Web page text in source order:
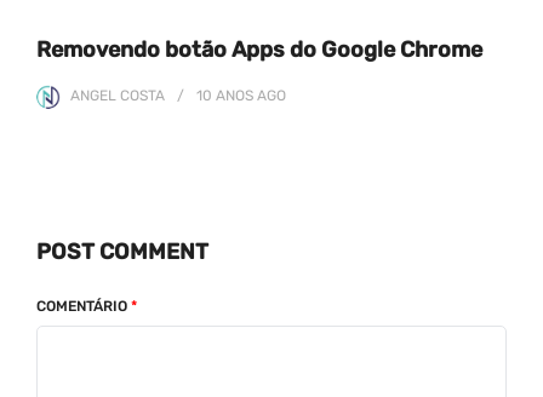
Removendo botão Apps do Google Chrome
ANGEL COSTA 10 ANOS AGO
POST COMMENT
COMENTÁRIO *